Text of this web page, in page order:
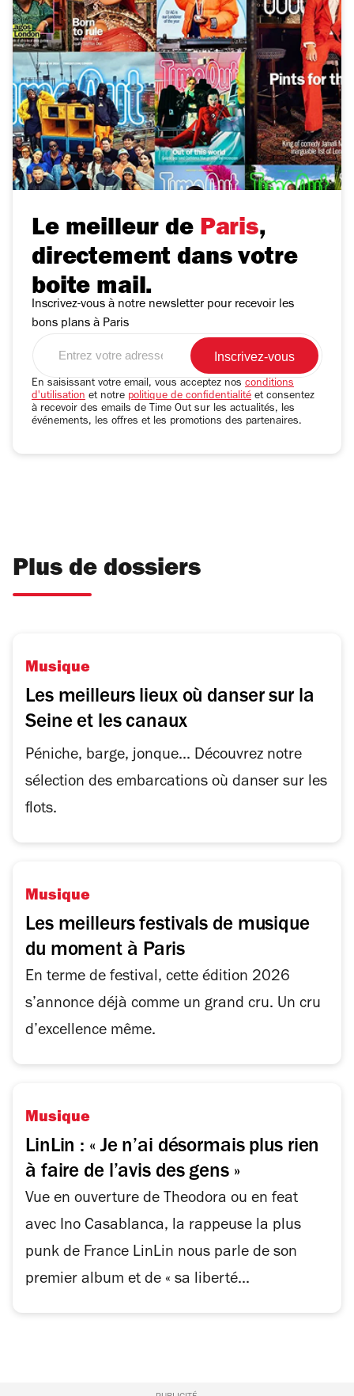
Le meilleur de Paris,
directement dans votre
boite mail.
Inscrivez-vous à notre newsletter pour recevoir les
bons plans à Paris
adresse
email
En saisissant votre email, vous acceptez nos conditions
d'utilisation et notre politique de confidentialité et consentez
à recevoir des emails de Time Out sur les actualités, les
événements, les offres et les promotions des partenaires.
Plus de dossiers
Musique
Les meilleurs lieux où danser sur la
Seine et les canaux
Péniche, barge, jonque... Découvrez notre
sélection des embarcations où danser sur les
flots.
Musique
Les meilleurs festivals de musique
du moment à Paris
En terme de festival, cette édition 2026
s’annonce déjà comme un grand cru. Un cru
d’excellence même.
Musique
LinLin : « Je n’ai désormais plus rien
à faire de l’avis des gens »
Vue en ouverture de Theodora ou en feat
avec Ino Casablanca, la rappeuse la plus
punk de France LinLin nous parle de son
premier album et de « sa liberté...